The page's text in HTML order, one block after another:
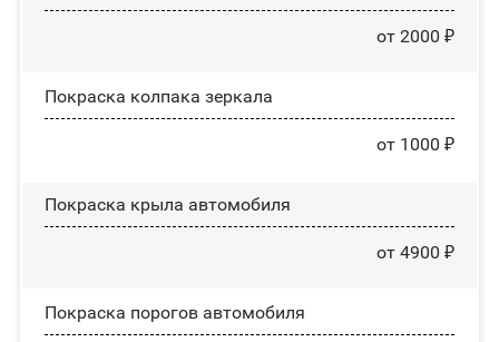
от 2000 ₽
Покраска колпака зеркала
от 1000 ₽
Покраска крыла автомобиля
от 4900 ₽
Покраска порогов автомобиля